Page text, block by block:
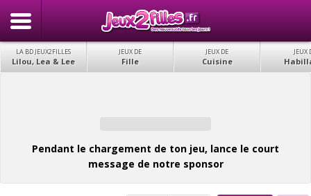
LA BD JEUX2FILLES
Lilou, Lea & Lee
JEUX DE
Fille
JEUX DE
Cuisine
JEUX
Pendant le chargement de ton jeu, lance le court
message de notre sponsor